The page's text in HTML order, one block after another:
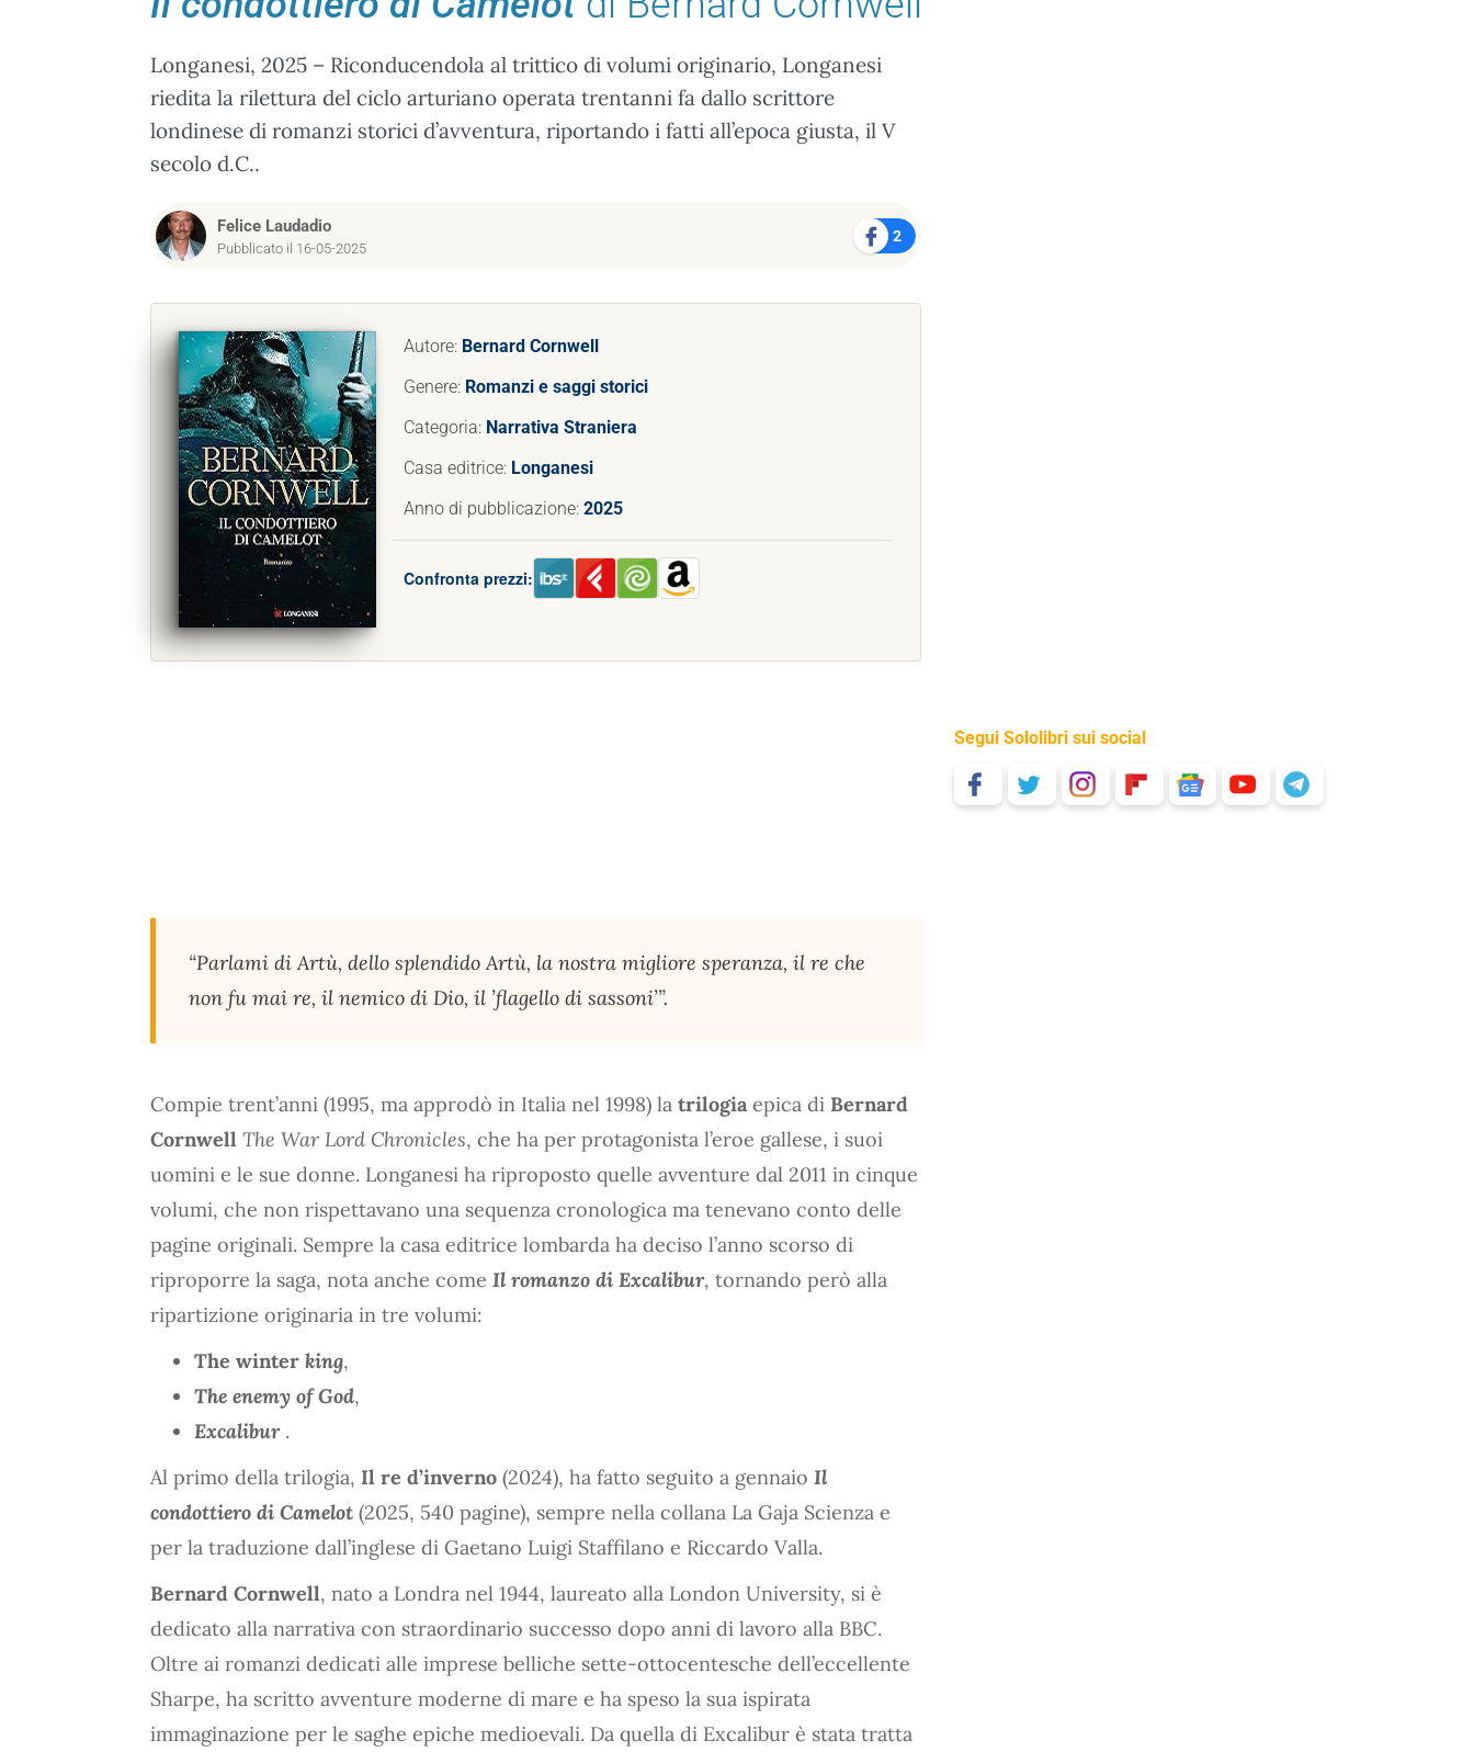
Longanesi, 2025 – Riconducendola al trittico di volumi originario, Longanesi
riedita la rilettura del ciclo arturiano operata trentanni fa dallo scrittore
londinese di romanzi storici d’avventura, riportando i fatti all’epoca giusta, il V
secolo d.C..
Felice Laudadio
Pubblicato il 16-05-2025
2
Autore: Bernard Cornwell
Genere: Romanzi e saggi storici
Categoria: Narrativa Straniera
Casa editrice: Longanesi
Anno di pubblicazione: 2025
Confronta prezzi:
“Parlami di Artù, dello splendido Artù, la nostra migliore speranza, il re che
non fu mai re, il nemico di Dio, il ’flagello di sassoni’”.
Compie trent’anni (1995, ma approdò in Italia nel 1998) la trilogia epica di Bernard
Cornwell The War Lord Chronicles, che ha per protagonista l’eroe gallese, i suoi
uomini e le sue donne. Longanesi ha riproposto quelle avventure dal 2011 in cinque
volumi, che non rispettavano una sequenza cronologica ma tenevano conto delle
pagine originali. Sempre la casa editrice lombarda ha deciso l’anno scorso di
riproporre la saga, nota anche come Il romanzo di Excalibur, tornando però alla
ripartizione originaria in tre volumi:
The winter king,
The enemy of God,
Excalibur .
Al primo della trilogia, Il re d’inverno (2024), ha fatto seguito a gennaio Il
condottiero di Camelot (2025, 540 pagine), sempre nella collana La Gaja Scienza e
per la traduzione dall’inglese di Gaetano Luigi Staffilano e Riccardo Valla.
Bernard Cornwell, nato a Londra nel 1944, laureato alla London University, si è
dedicato alla narrativa con straordinario successo dopo anni di lavoro alla BBC.
Oltre ai romanzi dedicati alle imprese belliche sette-ottocentesche dell’eccellente
Sharpe, ha scritto avventure moderne di mare e ha speso la sua ispirata
immaginazione per le saghe epiche medioevali. Da quella di Excalibur è stata tratta
Segui Sololibri sui social